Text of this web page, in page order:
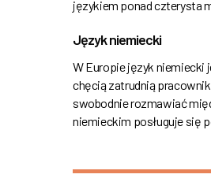
językiem ponad czterysta
Język niemiecki
W Europie język niemiecki
chęcią zatrudnią
swobodnie rozmawiać
niemieckim posługuje się